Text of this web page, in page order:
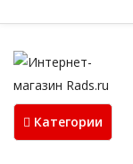
Категории